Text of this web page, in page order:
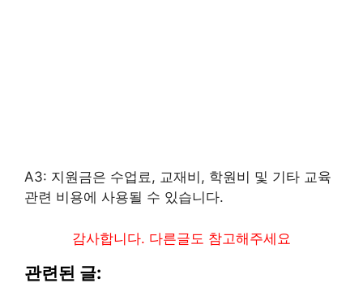
A3: 지원금은 수업료, 교재비, 학원비 및 기타 교육
관련 비용에 사용될 수 있습니다.
감사합니다. 다른글도 참고해주세요
관련된 글: